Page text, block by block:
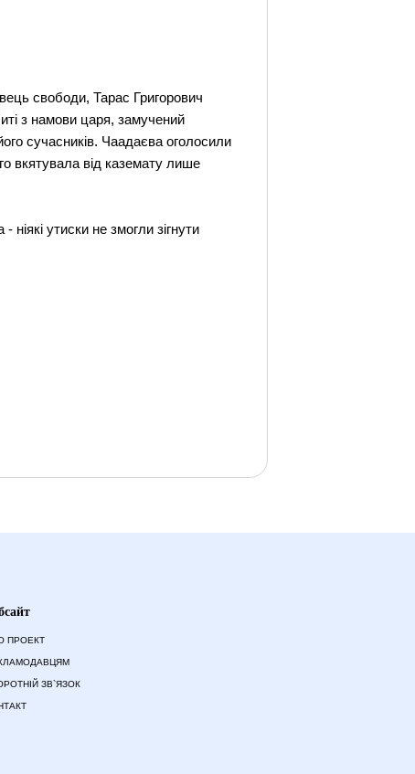
свободи, Тарас Григорович
з намови царя, замучений
сучасників. Чаадаєва оголосили
вкятувала від каземату лише
ніякі утиски не змогли зігнути
ПРОЕКТ
ЗВ`ЯЗОК